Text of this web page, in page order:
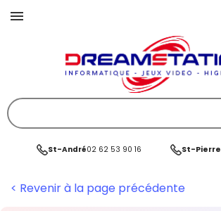
St-André02 62 53 90 16 St-Pierre
< Revenir à la page précédente